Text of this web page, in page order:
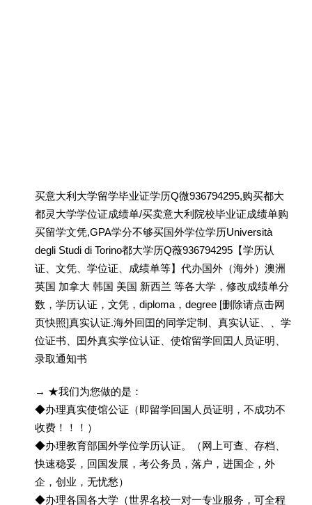
买意大利大学留学毕业证学历Q微936794295,购买都大
都灵大学学位证成绩单/买卖意大利院校毕业证成绩单购
买留学文凭,GPA学分不够买国外学位学历Università
degli Studi di Torino都大学历Q薇936794295【学历认
证、文凭、学位证、成绩单等】代办国外（海外）澳洲
英国 加拿大 韩国 美国 新西兰 等各大学，修改成绩单分
数，学历认证，文凭，diploma，degree [删除请点击网
页快照]真实认证.海外回囯的同学定制、真实认证、、学
位证书、囯外真实学位认证、使馆留学回囯人员证明、
录取通知书
→ ★我们为您做的是：
◆办理真实使馆公证（即留学回国人员证明，不成功不
收费！！！）
◆办理教育部国外学位学历认证。（网上可查、存档、
快速稳妥，回国发展，考公务员，落户，进国企，外
企，创业，无忧愁）
◆办理各国各大学（世界名校一对一专业服务，可全程